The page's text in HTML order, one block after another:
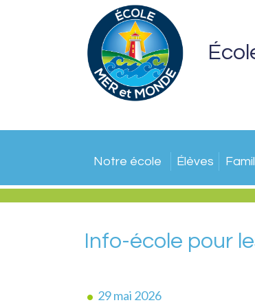
Notre école Élèves
Info-école pour
29 mai 2026